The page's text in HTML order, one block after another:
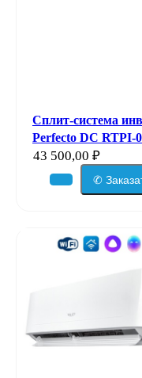
Сплит-система
Perfecto DC RTPI-
43 500,00 ₽
✆